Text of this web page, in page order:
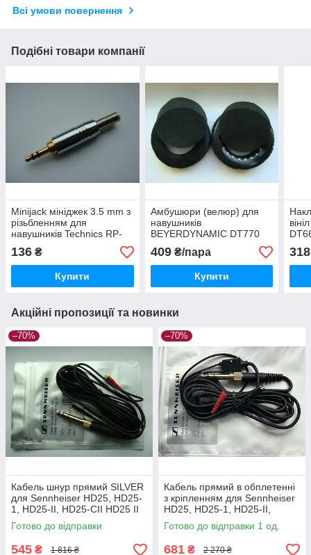
Всі умови повернення
Подібні товари компанії
Minijack мініджек 3.5 mm з
різьбленням для
навушників Technics RP-
DJ1210, RP-DH1200,
Beyerdynamic DT770,
DT880
136 ₴
Купити
Амбушюри (велюр) для
навушників
BEYERDYNAMIC DT770
DT880 DT880PRO DT990
DT990PRO DT531 DT690
DT811 DT911 DT931
409₴/пара
Купити
318
Акційні пропозиції та новинки
–70%
Кабель шнур прямий SILVER
для Sennheiser HD25, HD25-
1, HD25-II, HD25-CII HD25 II
Steel Cable straight cable
Готово до відправки
545 ₴ 1 816 ₴
–70%
Кабель прямий в обплетенні
з кріпленням для Sennheiser
HD25, HD25-1, HD25-II,
HD25-CII HD25 II
Готово до відправки 1 од.
681 ₴ 2 270 ₴